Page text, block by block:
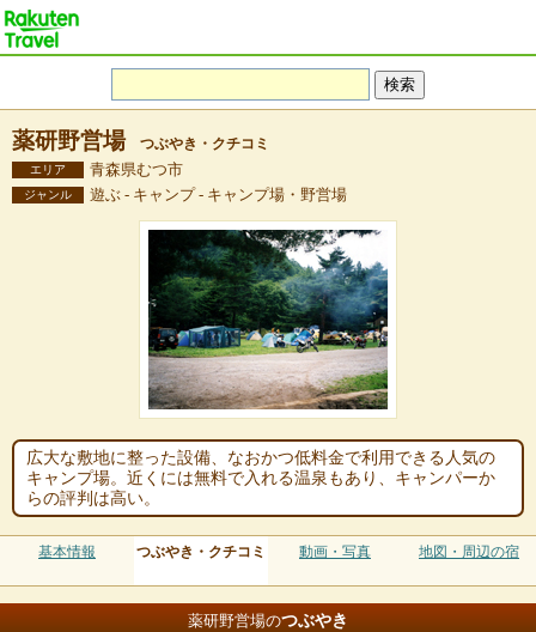
薬研野営場 つぶやき・クチコミ
エリア 青森県むつ市
ジャンル 遊ぶ - キャンプ - キャンプ場・野営場
広大な敷地に整った設備、なおかつ低料金で利用できる人気の
キャンプ場。近くには無料で入れる温泉もあり、キャンパーか
らの評判は高い。
基本情報 つぶやき・クチコミ 動画・写真 地図・周辺の宿
薬研野営場のつぶやき